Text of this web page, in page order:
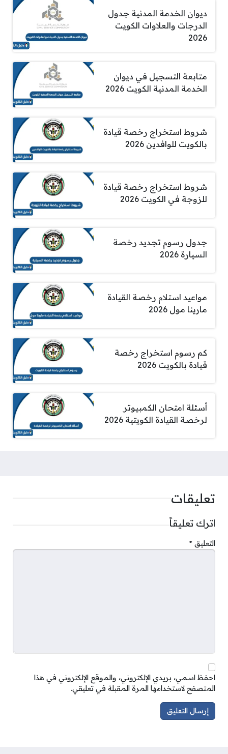
ديوان الخدمة المدنية جدول
الدرجات والعلاوات الكويت
2026
متابعة التسجيل في ديوان
الخدمة المدنية الكويت 2026
شروط استخراج رخصة قيادة
بالكويت للوافدين 2026
شروط استخراج رخصة قيادة
للزوجة في الكويت 2026
جدول رسوم تجديد رخصة
السيارة 2026
مواعيد استلام رخصة القيادة
مارينا مول 2026
كم رسوم استخراج رخصة
قيادة بالكويت 2026
أسئلة امتحان الكمبيوتر
لرخصة القيادة الكويتية 2026
تعليقات
اترك تعليقاً
التعليق *
احفظ اسمي، بريدي الإلكتروني، والموقع الإلكتروني في هذا
المتصفح لاستخدامها المرة المقبلة في تعليقي.